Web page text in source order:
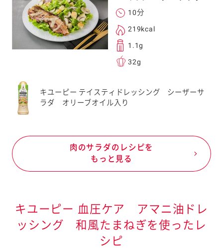
10分
219kcal
1.1g
32g
キユーピー テイスティドレッシング シーザーサ
ラダ オリーブオイル入り
肉のサラダのレシピを
もっと見る
キユーピー 血圧ケア アマニ油ドレ
ッシング 和風たまねぎを使ったレ
シピ